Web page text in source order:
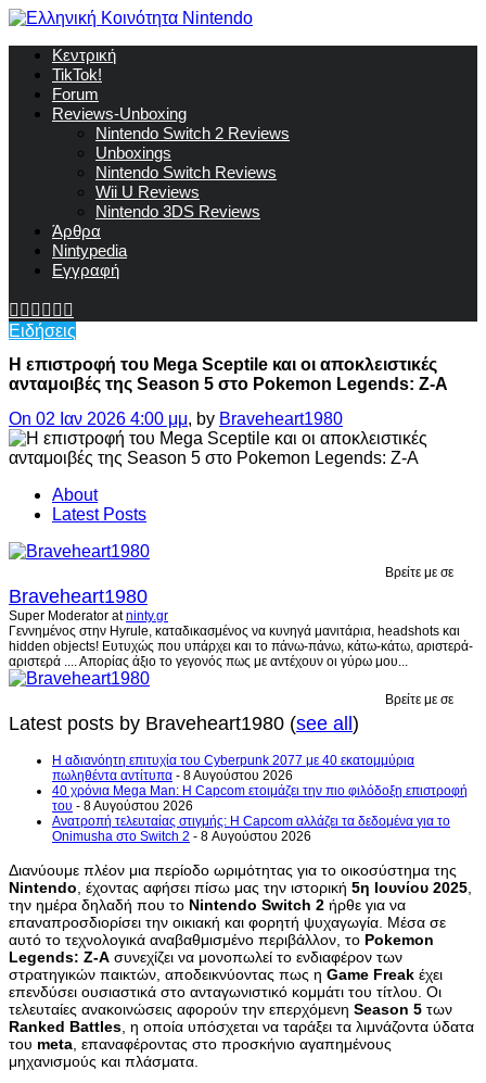
Κεντρική
TikTok!
Forum
Reviews-Unboxing
Nintendo Switch 2 Reviews
Unboxings
Nintendo Switch Reviews
Wii U Reviews
Nintendo 3DS Reviews
Άρθρα
Nintypedia
Εγγραφή
Ειδήσεις
Η επιστροφή του Mega Sceptile και οι αποκλειστικές
ανταμοιβές της Season 5 στο Pokemon Legends: Z-A
On 02 Ιαν 2026 4:00 μμ, by Braveheart1980
About
Latest Posts
Βρείτε με σε
Braveheart1980
Super Moderator atninty.gr
Γεννημένος στην Hyrule, καταδικασμένος να κυνηγά μανιτάρια, headshots και
hidden objects! Ευτυχώς που υπάρχει και το πάνω-πάνω, κάτω-κάτω, αριστερά-
αριστερά .... Απορίας άξιο το γεγονός πως με αντέχουν οι γύρω μου...
Βρείτε με σε
Latest posts by Braveheart1980 (see all)
H αδιανόητη επιτυχία του Cyberpunk 2077 με 40 εκατομμύρια
πωληθέντα αντίτυπα - 8 Αυγούστου 2026
40 χρόνια Mega Man: Η Capcom ετοιμάζει την πιο φιλόδοξη επιστροφή
του - 8 Αυγούστου 2026
Ανατροπή τελευταίας στιγμής: Η Capcom αλλάζει τα δεδομένα για το
Onimusha στο Switch 2 - 8 Αυγούστου 2026
Διανύουμε πλέον μια περίοδο ωριμότητας για το οικοσύστημα της
Nintendo , έχοντας αφήσει πίσω μας την ιστορική 5η Ιουνίου 2025
την ημέρα δηλαδή που το Nintendo Switch 2 ήρθε για να
επαναπροσδιορίσει την οικιακή και φορητή ψυχαγωγία. Μέσα σε
αυτό το τεχνολογικά αναβαθμισμένο περιβάλλον, το Pokemon
Legends: Z-A συνεχίζει να μονοπωλεί το ενδιαφέρον των
στρατηγικών παικτών, αποδεικνύοντας πως η Game Freak έχει
επενδύσει ουσιαστικά στο ανταγωνιστικό κομμάτι του τίτλου. Οι
τελευταίες ανακοινώσεις αφορούν την επερχόμενη Season 5 των
Ranked Battles , η οποία υπόσχεται να ταράξει τα λιμνάζοντα ύδατα
του meta , επαναφέροντας στο προσκήνιο αγαπημένους
μηχανισμούς και πλάσματα.